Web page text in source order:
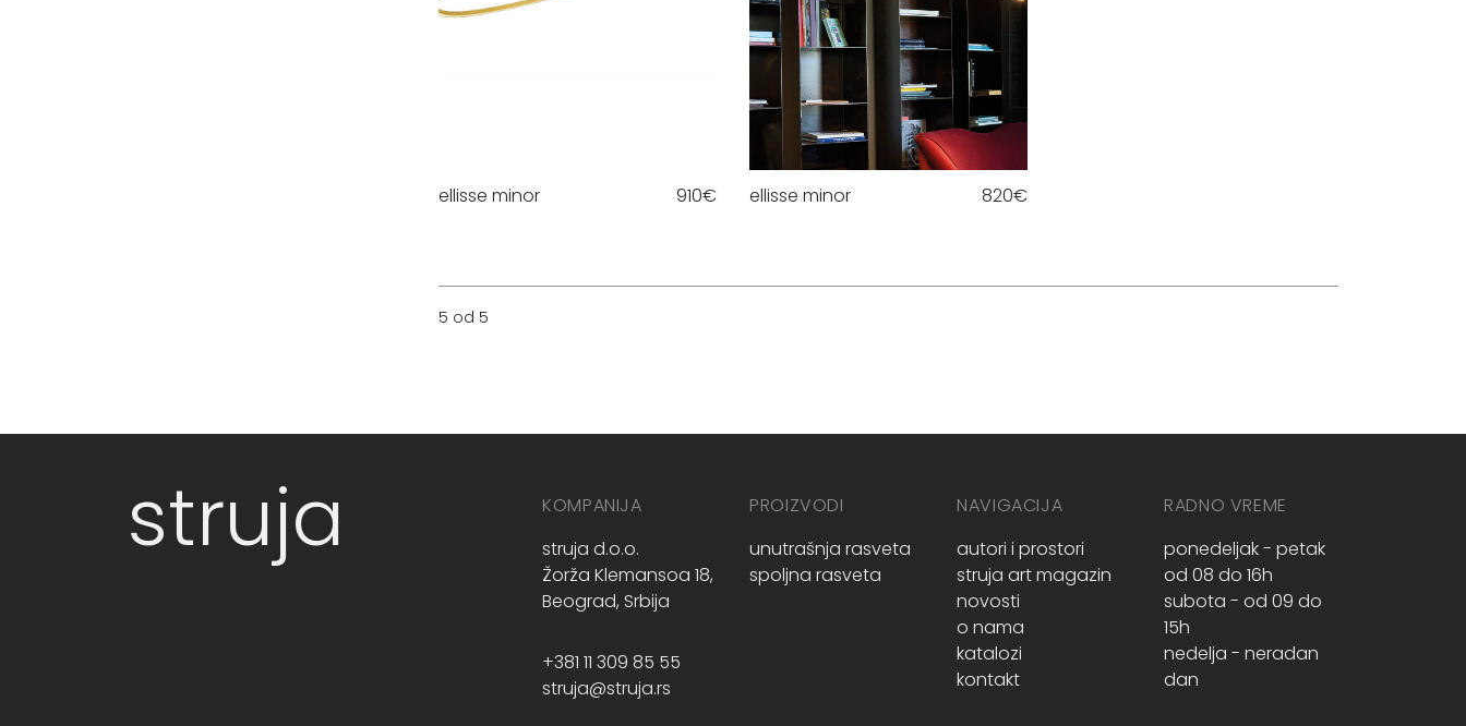
ellisse minor 910€ ellisse minor 820€
5 od 5
struja
KOMPANIJA
struja d.o.o.
Žorža Klemansoa 18,
Beograd, Srbija
+381 11 309 85 55
struja@struja.rs
PROIZVODI
unutrašnja rasveta
spoljna rasveta
NAVIGACIJA
autori i prostori
struja art magazin
novosti
o nama
katalozi
kontakt
RADNO VREME
ponedeljak - petak
od 08 do 16h
subota - od 09 do
15h
nedelja - neradan
dan